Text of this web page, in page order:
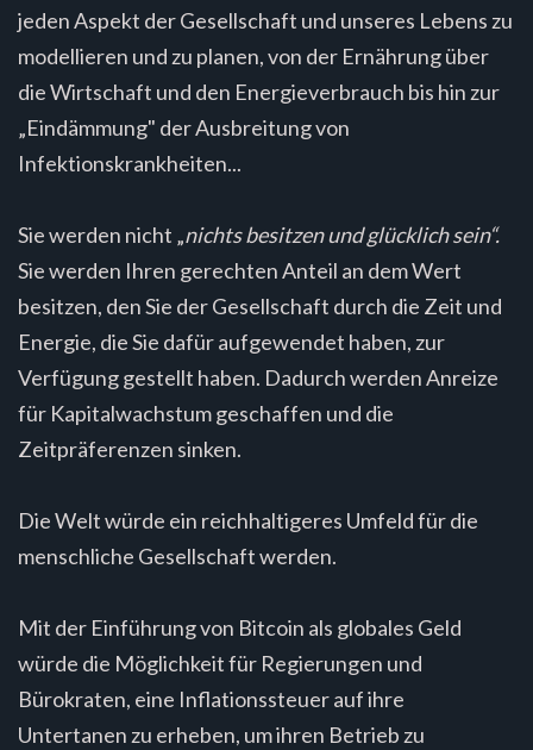
jeden Aspekt der Gesellschaft und unseres Lebens zu
modellieren und zu planen, von der Ernährung über
die Wirtschaft und den Energieverbrauch bis hin zur
„Eindämmung" der Ausbreitung von
Infektionskrankheiten...
Sie werden nicht „nichts besitzen und glücklich sein“.
Sie werden Ihren gerechten Anteil an dem Wert
besitzen, den Sie der Gesellschaft durch die Zeit und
Energie, die Sie dafür aufgewendet haben, zur
Verfügung gestellt haben. Dadurch werden Anreize
für Kapitalwachstum geschaffen und die
Zeitpräferenzen sinken.
Die Welt würde ein reichhaltigeres Umfeld für die
menschliche Gesellschaft werden.
Mit der Einführung von Bitcoin als globales Geld
würde die Möglichkeit für Regierungen und
Bürokraten, eine Inflationssteuer auf ihre
Untertanen zu erheben, um ihren Betrieb zu